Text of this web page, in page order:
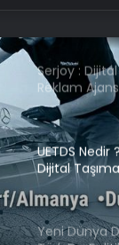
Serjoy :
Reklam
Tasarım
UETDS Nedir
Dijital
Yeni Dünya
Türk Dış
Faktörü